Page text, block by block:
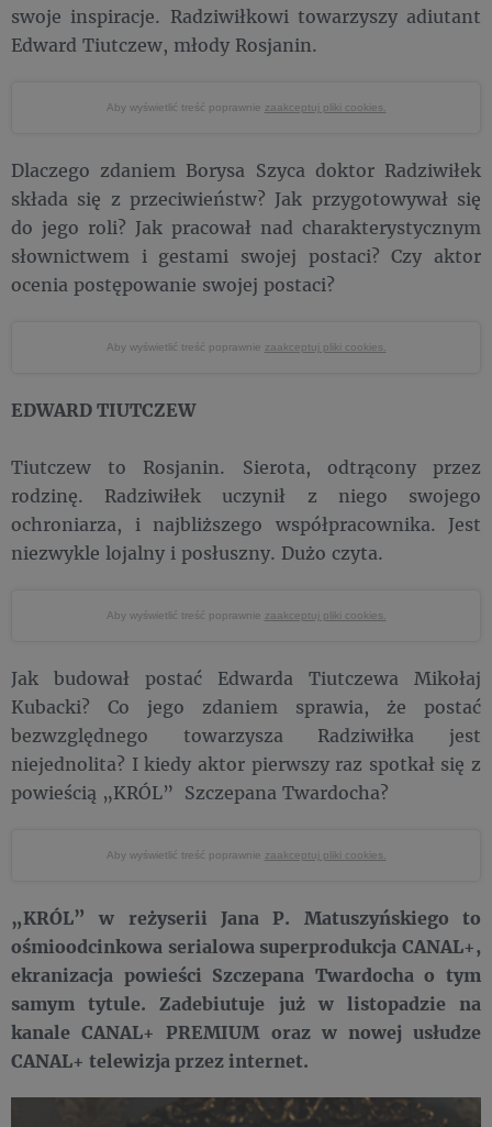
swoje inspiracje. Radziwiłkowi towarzyszy adiutant
Edward Tiutczew, młody Rosjanin.
Aby wyświetlić treść poprawnie zaakceptuj pliki cookies.
Dlaczego zdaniem Borysa Szyca doktor Radziwiłek
składa się z przeciwieństw? Jak przygotowywał się
do jego roli? Jak pracował nad charakterystycznym
słownictwem i gestami swojej postaci? Czy aktor
ocenia postępowanie swojej postaci?
Aby wyświetlić treść poprawnie zaakceptuj pliki cookies.
EDWARD TIUTCZEW
Tiutczew to Rosjanin. Sierota, odtrącony przez
rodzinę. Radziwiłek uczynił z niego swojego
ochroniarza, i najbliższego współpracownika. Jest
niezwykle lojalny i posłuszny. Dużo czyta.
Aby wyświetlić treść poprawnie zaakceptuj pliki cookies.
Jak budował postać Edwarda Tiutczewa Mikołaj
Kubacki? Co jego zdaniem sprawia, że postać
bezwzględnego towarzysza Radziwiłka jest
niejednolita? I kiedy aktor pierwszy raz spotkał się z
powieścią „KRÓL” Szczepana Twardocha?
Aby wyświetlić treść poprawnie zaakceptuj pliki cookies.
„KRÓL” w reżyserii Jana P. Matuszyńskiego to
ośmioodcinkowa serialowa superprodukcja CANAL+,
ekranizacja powieści Szczepana Twardocha o tym
samym tytule. Zadebiutuje już w listopadzie na
kanale CANAL+ PREMIUM oraz w nowej usłudze
CANAL+ telewizja przez internet.